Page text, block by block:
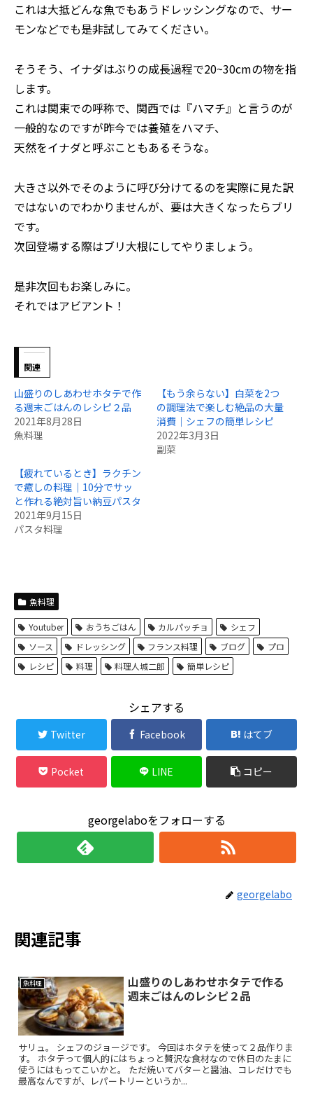
これは大抵どんな魚でもあうドレッシングなので、サー
モンなどでも是非試してみてください。
そうそう、イナダはぶりの成長過程で20~30cmの物を指
します。
これは関東での呼称で、関西では『ハマチ』と言うのが
一般的なのですが昨今では養殖をハマチ、
天然をイナダと呼ぶこともあるそうな。
大きさ以外でそのように呼び分けてるのを実際に見た訳
ではないのでわかりませんが、要は大きくなったらブリ
です。
次回登場する際はブリ大根にしてやりましょう。
是非次回もお楽しみに。
それではアビアント！
関連
山盛りのしあわせホタテで作
る週末ごはんのレシピ２品
2021年8月28日
魚料理
【もう余らない】白菜を2つ
の調理法で楽しむ絶品の大量
消費｜シェフの簡単レシピ
2022年3月3日
副菜
【疲れているとき】ラクチン
で癒しの料理｜10分でサッ
と作れる絶対旨い納豆パスタ
2021年9月15日
パスタ料理
魚料理
Youtuber おうちごはん カルパッチョ
シェフ
ソース
ドレッシング フランス料理 ブログ
プロ
レシピ
料理 料理人城二郎 簡単レシピ
シェアする
Twitter Facebook はてブ
Pocket LINE コピー
georgelaboをフォローする
georgelabo
関連記事
魚料理
山盛りのしあわせホタテで作る
週末ごはんのレシピ２品
サリュ。 シェフのジョージです。 今回はホタテを使って２品作りま
す。 ホタテって個人的にはちょっと贅沢な食材なので休日のたまに
使うにはもってこいかと。 ただ焼いてバターと醤油、コレだけでも
最高なんですが、レパートリーというか...